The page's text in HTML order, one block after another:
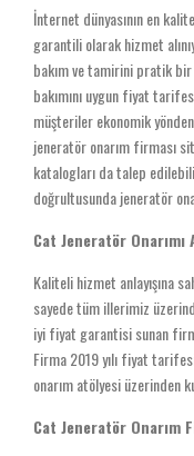
İnternet dünyasının en
garantili olarak hizmet
bakım ve tamirini pratik
bakımını uygun fiyat
müşteriler ekonomik
jeneratör onarım firması
katalogları da talep
doğrultusunda jeneratör
Cat Jeneratör Onarımı
Kaliteli hizmet anlayışına
sayede tüm illerimiz
iyi fiyat garantisi sunan
Firma 2019 yılı fiyat
onarım atölyesi üzerinden
Cat Jeneratör Onarım